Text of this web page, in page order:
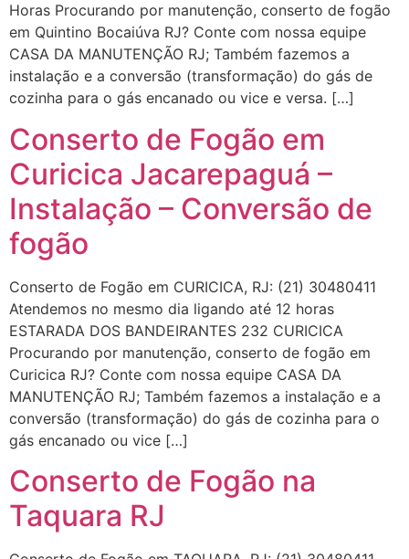
Horas Procurando por manutenção, conserto de fogão
em Quintino Bocaiúva RJ? Conte com nossa equipe
CASA DA MANUTENÇÃO RJ; Também fazemos a
instalação e a conversão (transformação) do gás de
cozinha para o gás encanado ou vice e versa. […]
Conserto de Fogão em
Curicica Jacarepaguá –
Instalação – Conversão de
fogão
Conserto de Fogão em CURICICA, RJ: (21) 30480411
Atendemos no mesmo dia ligando até 12 horas
ESTARADA DOS BANDEIRANTES 232 CURICICA
Procurando por manutenção, conserto de fogão em
Curicica RJ? Conte com nossa equipe CASA DA
MANUTENÇÃO RJ; Também fazemos a instalação e a
conversão (transformação) do gás de cozinha para o
gás encanado ou vice […]
Conserto de Fogão na
Taquara RJ